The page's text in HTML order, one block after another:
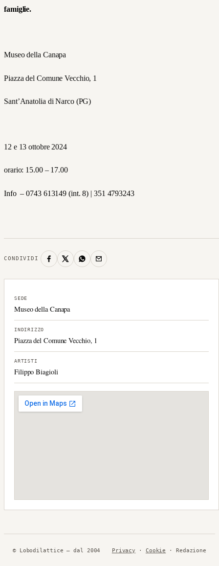
famiglie.
Museo della Canapa
Piazza del Comune Vecchio, 1
Sant’Anatolia di Narco (PG)
12 e 13 ottobre 2024
orario: 15.00 – 17.00
Info –0743 613149 (int. 8) | 351 4793243
CONDIVIDI
SEDE
Museo della Canapa
INDIRIZZO
Piazza del Comune Vecchio, 1
ARTISTI
Filippo Biagioli
© Lobodilattice — dal 2004 Privacy · Cookie · Redazione